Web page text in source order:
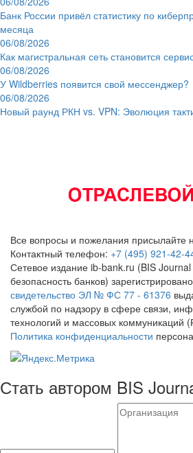
Банк России привёл статистику по
месяца
06/08/2026
Как магистральная сеть становится
06/08/2026
У Wildberries появится свой мессенджер?
06/08/2026
Новый раунд РКН vs. VPN: Эволюция
Все вопросы и пожелания присылайте
Контактный телефон: +7 (495) 921-42-
Сетевое издание ib-bank.ru (BIS
безопасность банков)
свидетельство ЭЛ № ФС 77 - 61376
службой по надзору в сфере связи,
технологий и массовых коммуникаций
Политика конфиденциальности
Стать автором BIS